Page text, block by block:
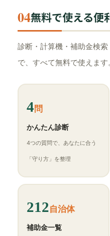
04無料で使える便
診断・計算機・補助金検
で、すべて無料で使えます
4 問
かんたん診断
4つの質問で、あなたに合う
「守り方」を整理
212自治体
補助金一覧